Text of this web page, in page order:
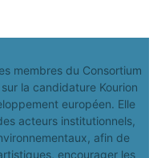
du Consortium
candidature Kourion
européen. Elle
institutionnels,
afin de
encourager les